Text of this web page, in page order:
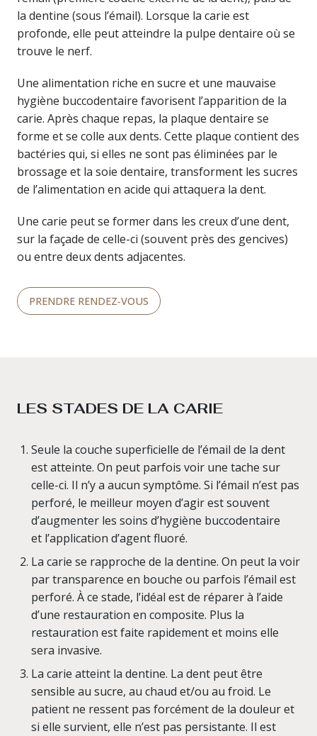
la dentine (sous l’émail). Lorsque la carie est
profonde, elle peut atteindre la pulpe dentaire où se
trouve le nerf.
Une alimentation riche en sucre et une mauvaise
hygiène buccodentaire favorisent l’apparition de la
carie. Après chaque repas, la plaque dentaire se
forme et se colle aux dents. Cette plaque contient des
bactéries qui, si elles ne sont pas éliminées par le
brossage et la soie dentaire, transforment les sucres
de l’alimentation en acide qui attaquera la dent.
Une carie peut se former dans les creux d’une dent,
sur la façade de celle-ci (souvent près des gencives)
ou entre deux dents adjacentes.
PRENDRE RENDEZ‑VOUS
LES STADES DE LA CARIE
Seule la couche superficielle de l’émail de la dent
est atteinte. On peut parfois voir une tache sur
celle-ci. Il n’y a aucun symptôme. Si l’émail n’est pas
perforé, le meilleur moyen d’agir est souvent
d’augmenter les soins d’hygiène buccodentaire
et l’application d’agent fluoré.
La carie se rapproche de la dentine. On peut la voir
par transparence en bouche ou parfois l’émail est
perforé. À ce stade, l’idéal est de réparer à l’aide
d’une restauration en composite. Plus la
restauration est faite rapidement et moins elle
sera invasive.
La carie atteint la dentine. La dent peut être
sensible au sucre, au chaud et/ou au froid. Le
patient ne ressent pas forcément de la douleur et
si elle survient, elle n’est pas persistante. Il est